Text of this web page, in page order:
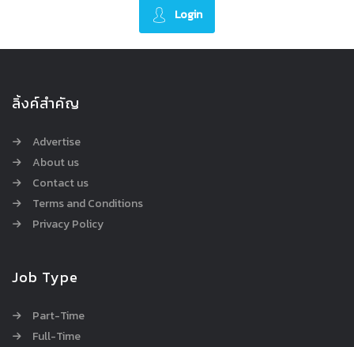
Login
ลิ้งค์สำคัญ
Advertise
About us
Contact us
Terms and Conditions
Privacy Policy
Job Type
Part-Time
Full-Time